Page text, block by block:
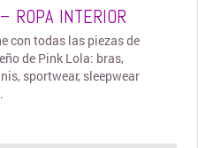
ROPA INTERIOR
con todas las piezas de
de Pink Lola: bras,
sportwear, sleepwear